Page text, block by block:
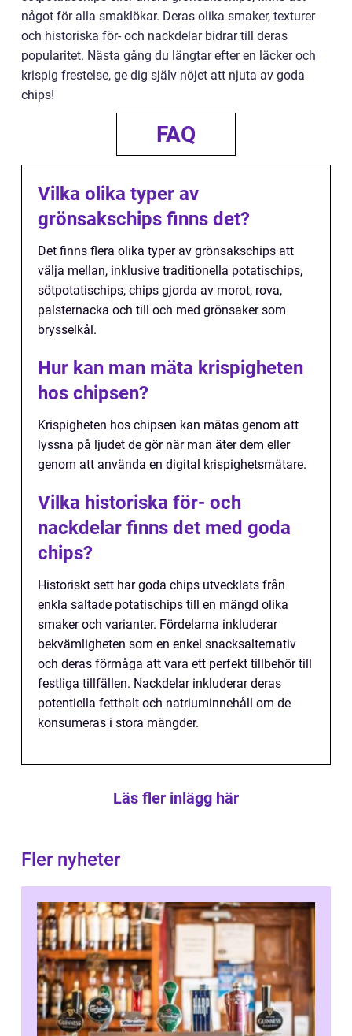
något för alla smaklökar. Deras olika smaker, texturer
och historiska för- och nackdelar bidrar till deras
popularitet. Nästa gång du längtar efter en läcker och
krispig frestelse, ge dig själv nöjet att njuta av goda
chips!
FAQ
Vilka olika typer av
grönsakschips finns det?
Det finns flera olika typer av grönsakschips att
välja mellan, inklusive traditionella potatischips,
sötpotatischips, chips gjorda av morot, rova,
palsternacka och till och med grönsaker som
brysselkål.
Hur kan man mäta krispigheten
hos chipsen?
Krispigheten hos chipsen kan mätas genom att
lyssna på ljudet de gör när man äter dem eller
genom att använda en digital krispighetsmätare.
Vilka historiska för- och
nackdelar finns det med goda
chips?
Historiskt sett har goda chips utvecklats från
enkla saltade potatischips till en mängd olika
smaker och varianter. Fördelarna inkluderar
bekvämligheten som en enkel snacksalternativ
och deras förmåga att vara ett perfekt tillbehör till
festliga tillfällen. Nackdelar inkluderar deras
potentiella fetthalt och natriuminnehåll om de
konsumeras i stora mängder.
Läs fler inlägg här
Fler nyheter